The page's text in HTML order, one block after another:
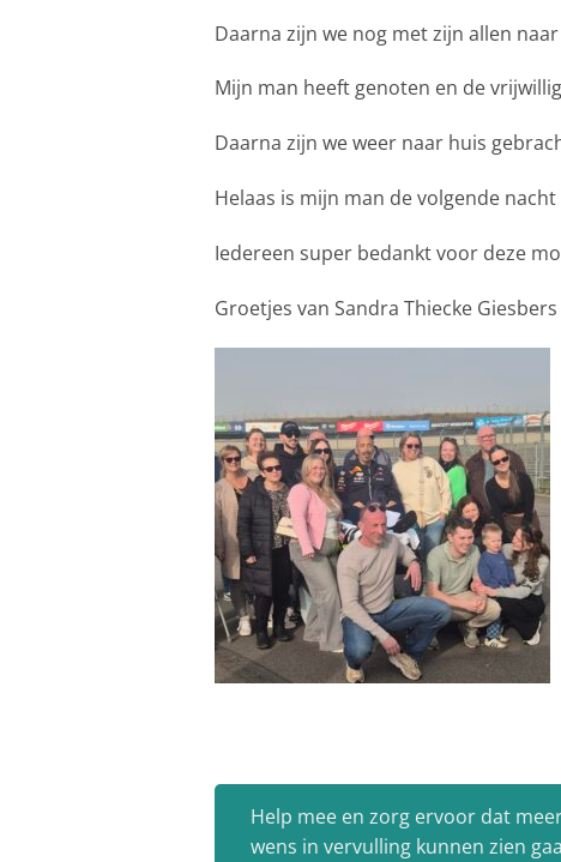
Daarna zijn we nog met zijn allen
Mijn man heeft genoten en de
Daarna zijn we weer naar huis
Helaas is mijn man de volgende
Iedereen super bedankt voor deze
Groetjes van Sandra Thiecke Giesbers
Help mee en zorg ervoor dat
wens in vervulling kunnen zien